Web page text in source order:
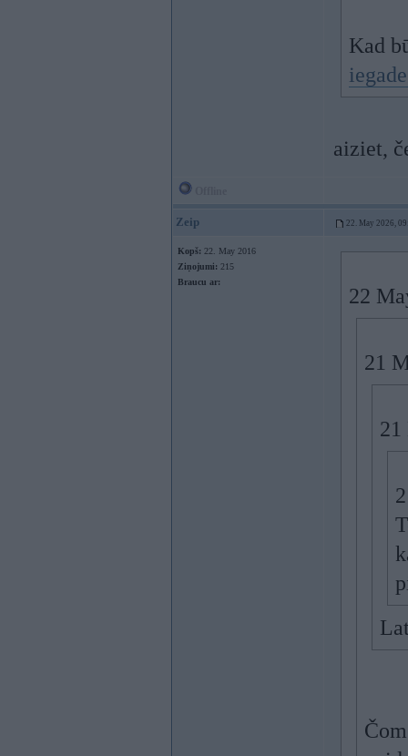
Kad
aiziet,
Zeip 22. May 2026,
Kopš: 22. May 2016
Ziņojumi: 215
Braucu ar:
22
21
21